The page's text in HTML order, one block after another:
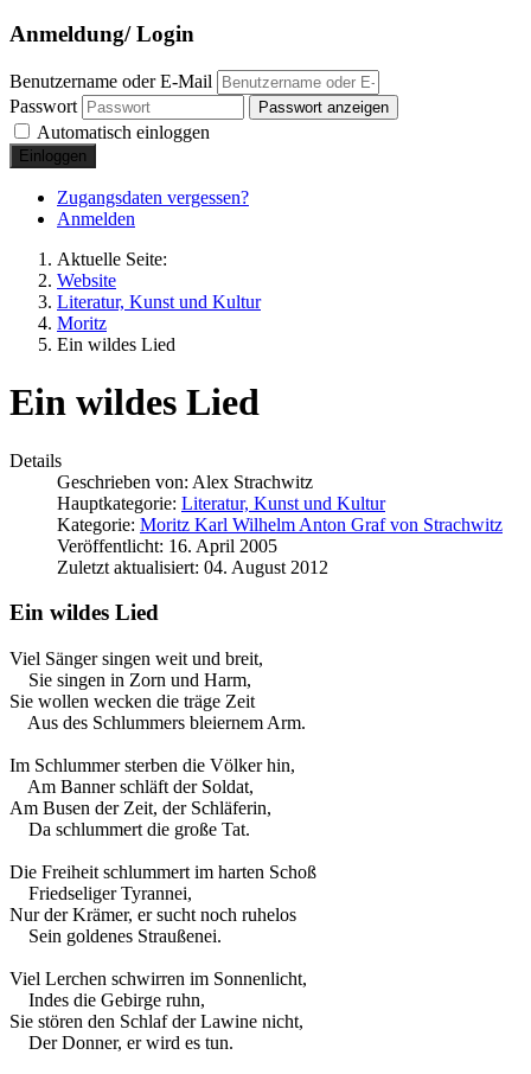
Anmeldung/ Login
Benutzername oder E-Mail
Passwort
Passwort anzeigen
Automatisch einloggen
Einloggen
Zugangsdaten vergessen?
Anmelden
Aktuelle Seite:
Website
Literatur, Kunst und Kultur
Moritz
Ein wildes Lied
Ein wildes Lied
Details
Geschrieben von: Alex Strachwitz
Hauptkategorie: Literatur, Kunst und Kultur
Kategorie: Moritz Karl Wilhelm Anton Graf von Strachwitz
Veröffentlicht: 16. April 2005
Zuletzt aktualisiert: 04. August 2012
Ein wildes Lied
Viel Sänger singen weit und breit,
Sie singen in Zorn und Harm,
Sie wollen wecken die träge Zeit
Aus des Schlummers bleiernem Arm.
Im Schlummer sterben die Völker hin,
Am Banner schläft der Soldat,
Am Busen der Zeit, der Schläferin,
Da schlummert die große Tat.
Die Freiheit schlummert im harten Schoß
Friedseliger Tyrannei,
Nur der Krämer, er sucht noch ruhelos
Sein goldenes Straußenei.
Viel Lerchen schwirren im Sonnenlicht,
Indes die Gebirge ruhn,
Sie stören den Schlaf der Lawine nicht,
Der Donner, er wird es tun.